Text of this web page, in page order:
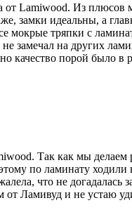
от Lamiwood. Из
замки идеальны, а
мокрые тряпки с
замечал на других
качество порой было
Так как мы делаем
по ламинату
что не
Ламивуд и не устаю